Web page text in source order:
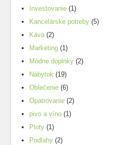
Investovanie (1)
Kancelárske potreby (5)
Káva(2)
Marketing (1)
Módne doplnky (2)
Nábytok (19)
Oblečenie (6)
Opatrovanie (2)
pivo a víno (1)
Ploty (1)
Podlahy (2)